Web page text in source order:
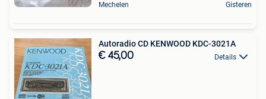
Mechelen Gisteren
Autoradio CD KENWOOD KDC-3021A
€ 45,00 Details